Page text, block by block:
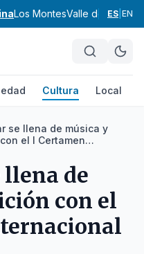
Los MontesValle de Lecrín
ES EN
Cultura Local
se llena de música y
el I Certamen
de
con el